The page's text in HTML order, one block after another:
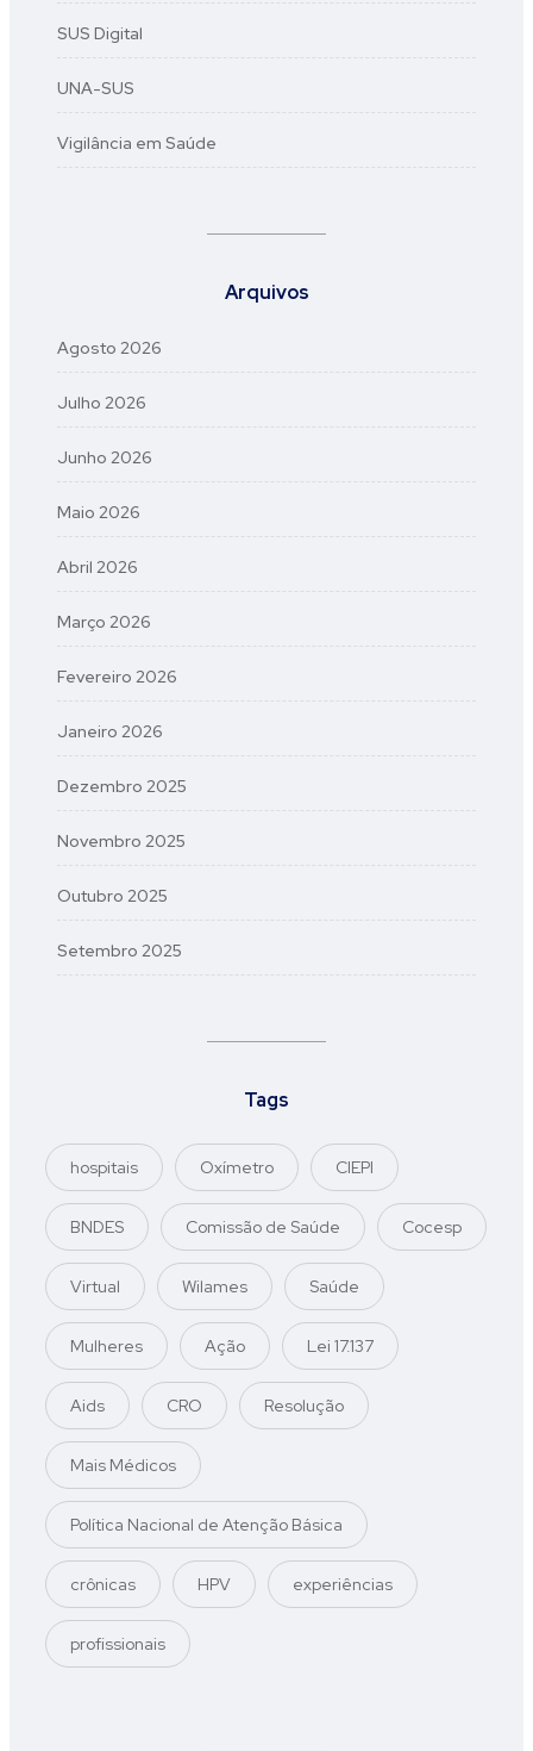
SUS Digital
UNA-SUS
Vigilância em Saúde
Arquivos
Agosto 2026
Julho 2026
Junho 2026
Maio 2026
Abril 2026
Março 2026
Fevereiro 2026
Janeiro 2026
Dezembro 2025
Novembro 2025
Outubro 2025
Setembro 2025
Tags
hospitais Oxímetro CIEPI
BNDES Comissão de Saúde Cocesp
Virtual Wilames Saúde
Mulheres Ação Lei 17.137
Aids CRO Resolução
Mais Médicos
Política Nacional de Atenção Básica
crônicas HPV experiências
profissionais